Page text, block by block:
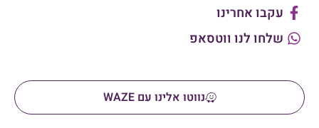
עקבו אחרינו
שלחו לנו ווטסאפ
נווטו אלינו עם WAZE